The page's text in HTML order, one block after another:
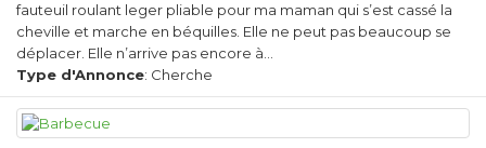
fauteuil roulant leger pliable pour ma maman qui s’est cassé la
cheville et marche en béquilles. Elle ne peut pas beaucoup se
déplacer. Elle n’arrive pas encore à…
Type d'Annonce: Cherche